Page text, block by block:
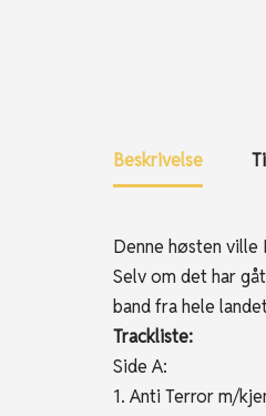
Beskrivelse
Denne høsten ville
Selv om det har
band fra hele
Trackliste:
Side A:
1. Anti Terror m/